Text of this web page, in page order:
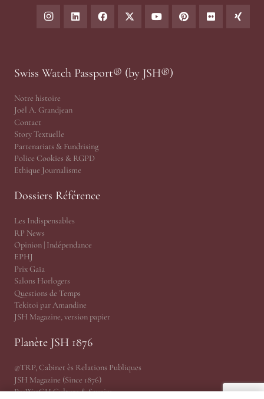
Swiss Watch Passport® (by JSH®)
Notre histoire
Joël A. Grandjean
Contact
Story Textuelle
Partenariats & Fundrising
Police Cookies & RGPD
Ethique Journalisme
Dossiers Référence
Les Indispensables
RP News
Opinion | Indépendance
EPHJ
Prix Gaïa
Salons Horlogers
Questions de Temps
Tekitoi par Amandine
JSH Magazine, version papier
Planète JSH 1876
@TRP, Cabinet ès Relations Publiques
JSH Magazine (Since 1876)
ProWatCH Culture & Savoirs